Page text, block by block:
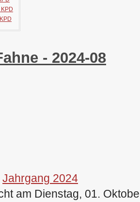
- 2024-08
Jahrgang 2024
am Dienstag, 01.